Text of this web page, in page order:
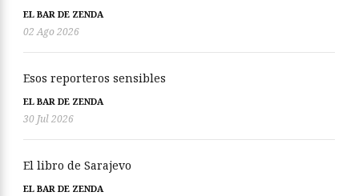
EL BAR DE ZENDA
02 Ago 2026
Esos reporteros sensibles
EL BAR DE ZENDA
30 Jul 2026
El libro de Sarajevo
EL BAR DE ZENDA